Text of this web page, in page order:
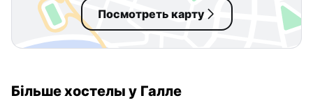
Посмотреть карту
Більше хостелы у Галле